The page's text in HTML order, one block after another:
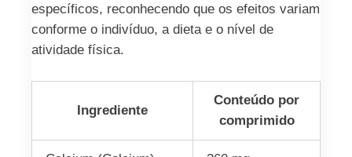
específicos, reconhecendo que os efeitos variam
conforme o indivíduo, a dieta e o nível de
atividade física.
Ingrediente
Conteúdo por
comprimido